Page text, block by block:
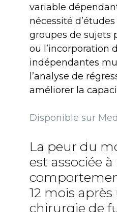
variable
nécessité
groupes de sujets
ou l’incorporation
indépendantes
l’analyse de
améliorer la
Disponible sur
La peur du
est associée à
12 mois après
chirurgie de